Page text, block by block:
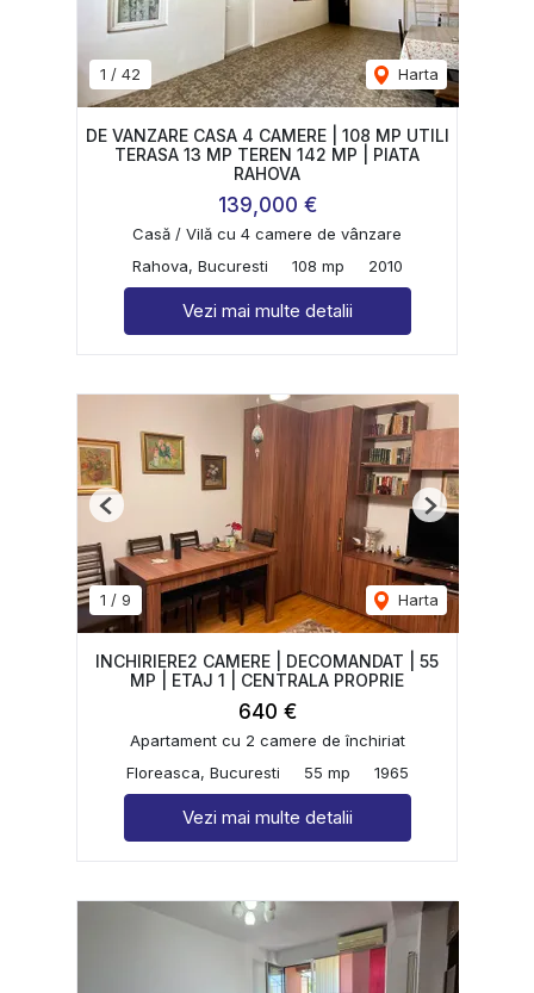
1 / 42 Harta
DE VANZARE CASA 4 CAMERE | 108 MP UTILI
TERASA 13 MP TEREN 142 MP | PIATA
RAHOVA
139,000 €
Casă / Vilă cu 4 camere de vânzare
Rahova, Bucuresti
108 mp 2010
Vezi mai multe detalii
1 / 9 Harta
Previous Next
INCHIRIERE2 CAMERE | DECOMANDAT | 55
MP | ETAJ 1 | CENTRALA PROPRIE
640 €
Apartament cu 2 camere de închiriat
Floreasca, Bucuresti
55 mp 1965
Vezi mai multe detalii